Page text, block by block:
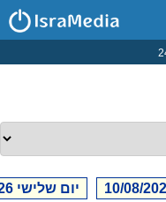
יום שלישי 11/08/2026